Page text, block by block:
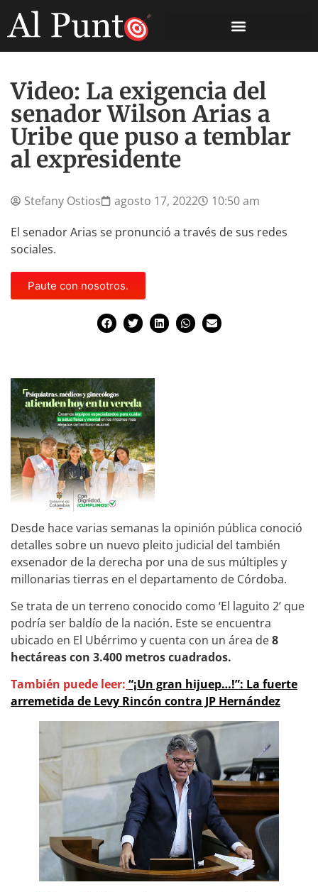
Video: La exigencia del
senador Wilson Arias a
Uribe que puso a temblar
al expresidente
Stefany Ostios agosto 17, 2022
10:50 am
El senador Arias se pronunció a través de sus redes
sociales.
Paute con nosotros.
Desde hace varias semanas la opinión pública conoció
detalles sobre un nuevo pleito judicial del también
exsenador de la derecha por una de sus múltiples y
millonarias tierras en el departamento de Córdoba.
Se trata de un terreno conocido como ‘El laguito 2’ que
podría ser baldío de la nación. Este se encuentra
ubicado en El Ubérrimo y cuenta con un área de8
hectáreas con 3.400 metros cuadrados.
También puede leer: “¡Un gran hijuep…!”: La fuerte
arremetida de Levy Rincón contra JP Hernández